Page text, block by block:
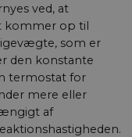
ved, at
kommer op til
som er
den konstante
termostat for
mere eller
af